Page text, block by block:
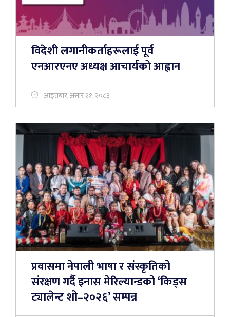
विदेशी लगानीकर्ताहरूलाई पूर्व
एनआरएनए अध्यक्ष आचार्यकाे आह्वान
आइतबार, असार २१, २०८३
प्रवासमा नेपाली भाषा र संस्कृतिको
संरक्षण गर्दै इनास मेरिल्यान्डको ‘किड्स
ट्यालेन्ट शो–२०२६’ सम्पन्न